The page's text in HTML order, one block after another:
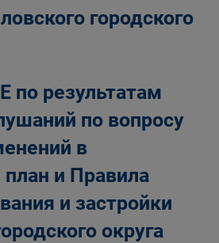
городского
по результатам
по вопросу
в
и Правила
и застройки
округа